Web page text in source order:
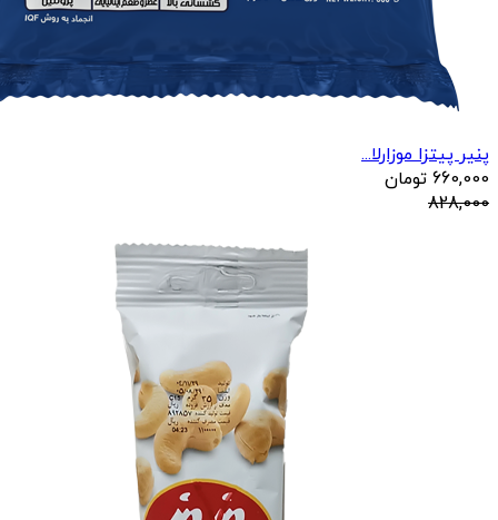
پنیر پیتزا موزارلا...
660,000 تومان
828,000